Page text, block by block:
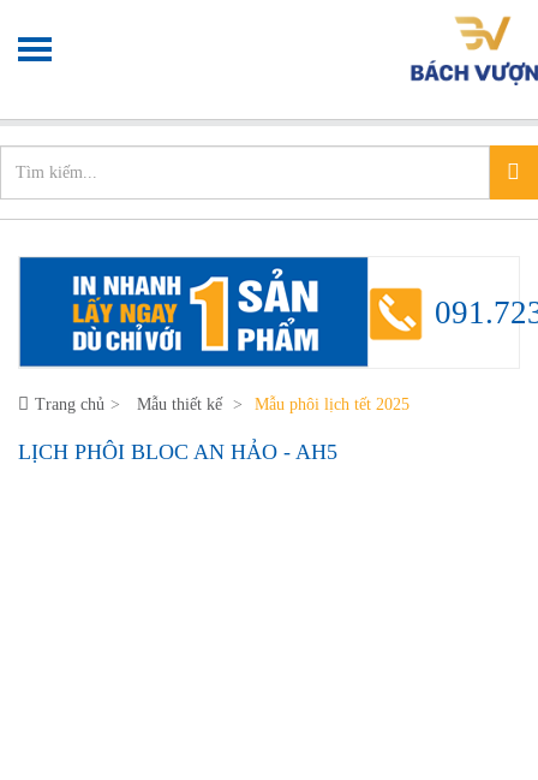
Trang chủ Mẫu thiết kế Mẫu phôi lịch tết 2025
LỊCH PHÔI BLOC AN HẢO - AH5